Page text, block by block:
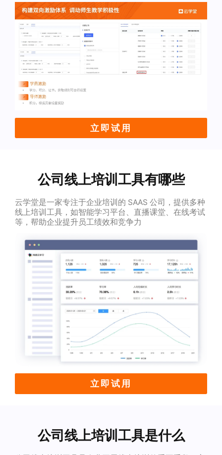
立即试用
公司线上培训工具有哪些
云学堂是一家专注于企业培训的 SAAS 公司，提供多种
线上培训工具，如智能学习平台、直播课堂、在线考试
等，帮助企业提升员工绩效和竞争力
立即试用
公司线上培训工具是什么